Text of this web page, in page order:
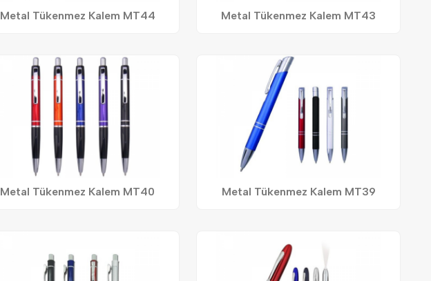
Metal Tükenmez Kalem MT44 Metal Tükenmez Kalem MT43
Metal Tükenmez Kalem MT40 Metal Tükenmez Kalem MT39